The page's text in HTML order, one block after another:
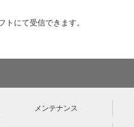
にて受信できます。
メンテナンス